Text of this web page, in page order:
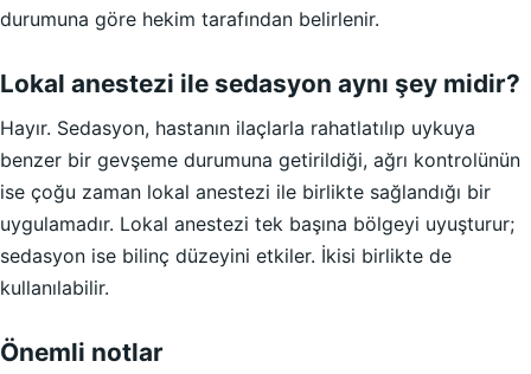
durumuna göre hekim tarafından belirlenir.
Lokal anestezi ile sedasyon aynı şey midir?
Hayır. Sedasyon, hastanın ilaçlarla rahatlatılıp uykuya
benzer bir gevşeme durumuna getirildiği, ağrı kontrolünün
ise çoğu zaman lokal anestezi ile birlikte sağlandığı bir
uygulamadır. Lokal anestezi tek başına bölgeyi uyuşturur;
sedasyon ise bilinç düzeyini etkiler. İkisi birlikte de
kullanılabilir.
Önemli notlar